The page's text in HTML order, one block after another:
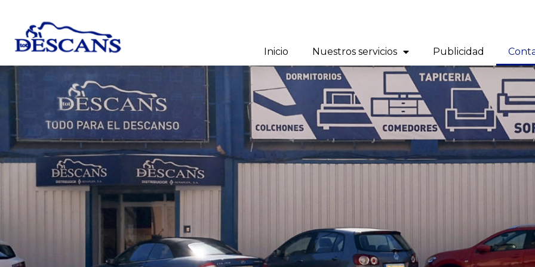
Inicio Nuestros servicios Publicidad